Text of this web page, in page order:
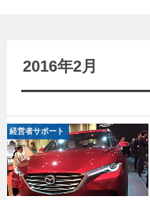
2016年2月
経営者サポート